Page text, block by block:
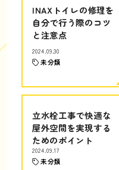
INAXトイレの修理を
自分で行う際のコツ
と注意点
2024.09.30
未分類
立水栓工事で快適な
屋外空間を実現する
ためのポイント
2024.09.17
未分類